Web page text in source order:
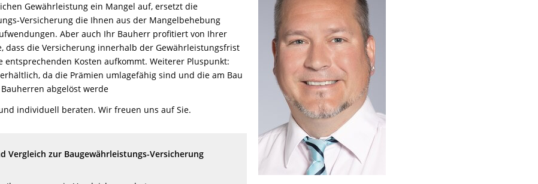
Gewährleistung ein Mangel auf, ersetzt die
Versicherung die Ihnen aus der Mangelbehebung
Aber auch Ihr Bauherr profitiert von Ihrer
dass die Versicherung innerhalb der Gewährleistungsfrist
Kosten aufkommt. Weiterer Pluspunkt:
da die Prämien umlagefähig sind und die am Bau
abgelöst werde
individuell beraten. Wir freuen uns auf Sie.
Vergleich zur Baugewährleistungs-Versicherung